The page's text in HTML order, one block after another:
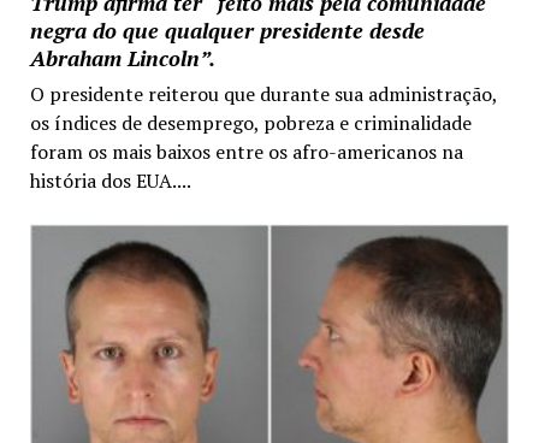
negra do que qualquer presidente desde
Abraham Lincoln”.
O presidente reiterou que durante sua administração,
os índices de desemprego, pobreza e criminalidade
foram os mais baixos entre os afro-americanos na
história dos EUA....